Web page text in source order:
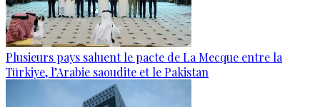
Plusieurs pays saluent le pacte de La Mecque entre la
Türkiye, l’Arabie saoudite et le Pakistan